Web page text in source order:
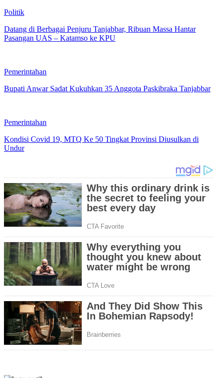
Politik
Datang di Berbagai Penjuru Tanjabbar, Ribuan Massa Hantar
Pasangan UAS – Katamso ke KPU
Pemerintahan
Bupati Anwar Sadat Kukuhkan 35 Anggota Paskibraka Tanjabbar
Pemerintahan
Kondisi Covid 19, MTQ Ke 50 Tingkat Provinsi Diusulkan di
Undur